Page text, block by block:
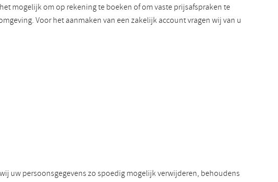
mogelijk om op rekening te boeken of om vaste prijsafspraken te
Voor het aanmaken van een zakelijk account vragen wij van u
uw persoonsgegevens zo spoedig mogelijk verwijderen, behoudens